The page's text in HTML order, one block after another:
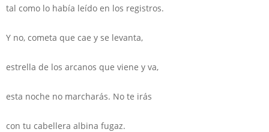
tal como lo había leído en los registros.
Y no, cometa que cae y se levanta,
estrella de los arcanos que viene y va,
esta noche no marcharás. No te irás
con tu cabellera albina fugaz.